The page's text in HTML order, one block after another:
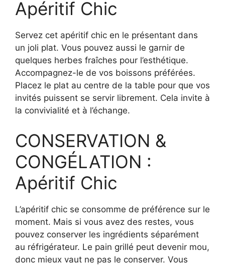
Apéritif Chic
Servez cet apéritif chic en le présentant dans
un joli plat. Vous pouvez aussi le garnir de
quelques herbes fraîches pour l’esthétique.
Accompagnez-le de vos boissons préférées.
Placez le plat au centre de la table pour que vos
invités puissent se servir librement. Cela invite à
la convivialité et à l’échange.
CONSERVATION &
CONGÉLATION :
Apéritif Chic
L’apéritif chic se consomme de préférence sur le
moment. Mais si vous avez des restes, vous
pouvez conserver les ingrédients séparément
au réfrigérateur. Le pain grillé peut devenir mou,
donc mieux vaut ne pas le conserver. Vous